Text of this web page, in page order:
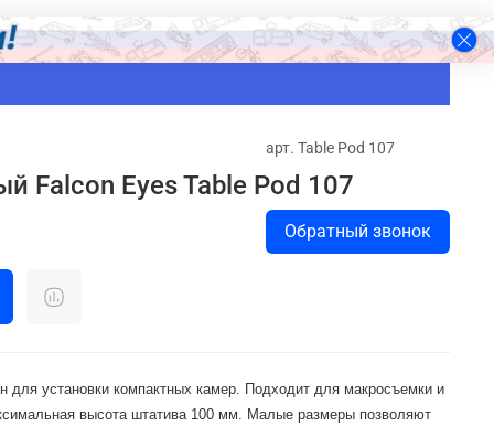
арт. Table Pod 107
Falcon Eyes Table Pod 107
Обратный звонок
для установки компактных камер. Подходит для макросъемки и
высота штатива 100 мм. Малые размеры позволяют